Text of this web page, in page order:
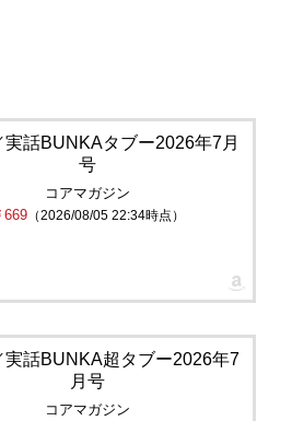
実話BUNKAタブー2026年7月
号
コアマガジン
669 （2026/08/05 22:34時点）
実話BUNKA超タブー2026年7
月号
コアマガジン